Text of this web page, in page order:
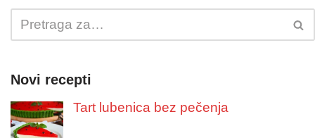
Novi recepti
Tart lubenica bez pečenja